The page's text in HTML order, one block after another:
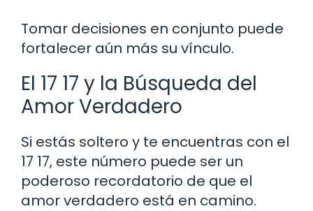
Tomar decisiones en conjunto puede
fortalecer aún más su vínculo.
El 17 17 y la Búsqueda del
Amor Verdadero
Si estás soltero y te encuentras con el
17 17, este número puede ser un
poderoso recordatorio de que el
amor verdadero está en camino.